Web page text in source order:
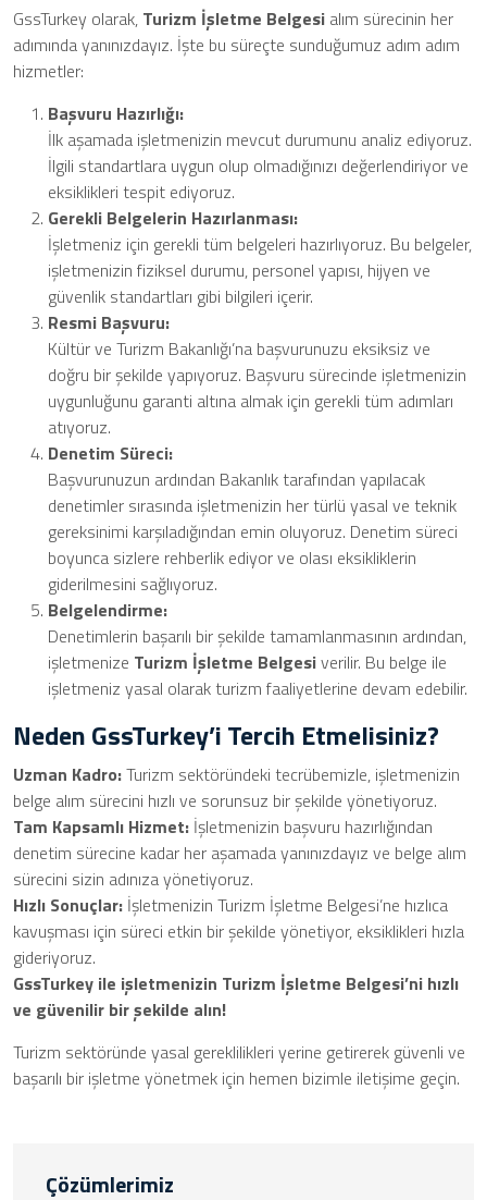
GssTurkey olarak, Turizm İşletme Belgesi alım sürecinin her
adımında yanınızdayız. İşte bu süreçte sunduğumuz adım adım
hizmetler:
Başvuru Hazırlığı:
İlk aşamada işletmenizin mevcut durumunu analiz ediyoruz.
İlgili standartlara uygun olup olmadığınızı değerlendiriyor ve
eksiklikleri tespit ediyoruz.
Gerekli Belgelerin Hazırlanması:
İşletmeniz için gerekli tüm belgeleri hazırlıyoruz. Bu belgeler,
işletmenizin fiziksel durumu, personel yapısı, hijyen ve
güvenlik standartları gibi bilgileri içerir.
Resmi Başvuru:
Kültür ve Turizm Bakanlığı’na başvurunuzu eksiksiz ve
doğru bir şekilde yapıyoruz. Başvuru sürecinde işletmenizin
uygunluğunu garanti altına almak için gerekli tüm adımları
atıyoruz.
Denetim Süreci:
Başvurunuzun ardından Bakanlık tarafından yapılacak
denetimler sırasında işletmenizin her türlü yasal ve teknik
gereksinimi karşıladığından emin oluyoruz. Denetim süreci
boyunca sizlere rehberlik ediyor ve olası eksikliklerin
giderilmesini sağlıyoruz.
Belgelendirme:
Denetimlerin başarılı bir şekilde tamamlanmasının ardından,
işletmenize Turizm İşletme Belgesiverilir. Bu belge ile
işletmeniz yasal olarak turizm faaliyetlerine devam edebilir.
Neden GssTurkey’i Tercih Etmelisiniz?
Uzman Kadro:Turizm sektöründeki tecrübemizle, işletmenizin
belge alım sürecini hızlı ve sorunsuz bir şekilde yönetiyoruz.
Tam Kapsamlı Hizmet: İşletmenizin başvuru hazırlığından
denetim sürecine kadar her aşamada yanınızdayız ve belge alım
sürecini sizin adınıza yönetiyoruz.
Hızlı Sonuçlar: İşletmenizin Turizm İşletme Belgesi’ne hızlıca
kavuşması için süreci etkin bir şekilde yönetiyor, eksiklikleri hızla
gideriyoruz.
GssTurkey ile işletmenizin Turizm İşletme Belgesi’ni hızlı
ve güvenilir bir şekilde alın!
Turizm sektöründe yasal gereklilikleri yerine getirerek güvenli ve
başarılı bir işletme yönetmek için hemen bizimle iletişime geçin.
Çözümlerimiz